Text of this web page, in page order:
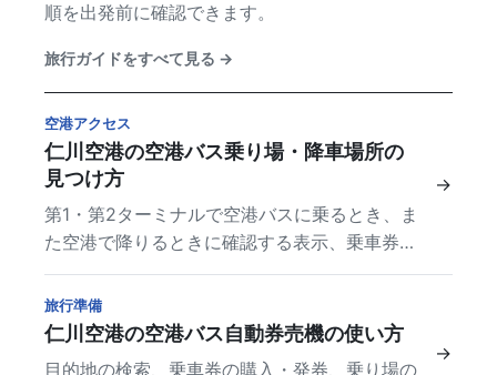
順を出発前に確認できます。
旅行ガイドをすべて見る →
空港アクセス
仁川空港の空港バス乗り場・降車場所の
見つけ方
第1・第2ターミナルで空港バスに乗るとき、ま
た空港で降りるときに確認する表示、乗車券、
ターミナル情報をまとめました。
→
旅行準備
仁川空港の空港バス自動券売機の使い方
目的地の検索、乗車券の購入・発券、乗り場の
→